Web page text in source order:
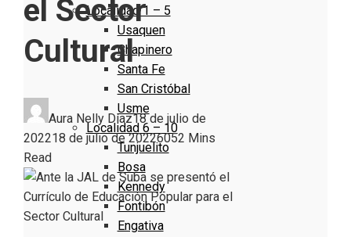
Localidad 1 – 5
Usaquen
Chapinero
Santa Fe
San Cristóbal
Usme
Localidad 6 – 10
Tunjuelito
Bosa
Kennedy
Fontibón
Engativa
el Sector
Cultural
Aura Nelly Díaz18 de julio de
202218 de julio de 20226052 Mins
Read